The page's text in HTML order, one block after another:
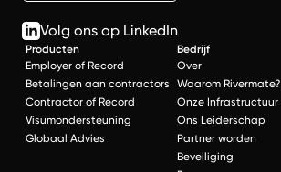
Volg ons op LinkedIn
Producten
Employer of Record
Betalingen aan contractors
Contractor of Record
Visumondersteuning
Globaal Advies
Bedrijf
Over
Waarom Rivermate?
Onze Infrastructuur
Ons Leiderschap
Partner worden
Beveiliging